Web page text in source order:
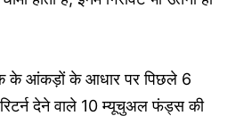
के आंकड़ों के आधार पर पिछले 6
देने वाले 10 म्यूचुअल फंड्स की